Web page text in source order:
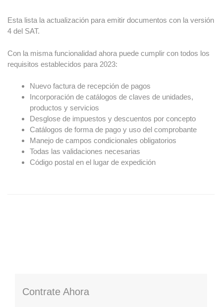
Esta lista la actualización para emitir documentos con la versión
4 del SAT.
Con la misma funcionalidad ahora puede cumplir con todos los
requisitos establecidos para 2023:
Nuevo factura de recepción de pagos
Incorporación de catálogos de claves de unidades,
productos y servicios
Desglose de impuestos y descuentos por concepto
Catálogos de forma de pago y uso del comprobante
Manejo de campos condicionales obligatorios
Todas las validaciones necesarias
Código postal en el lugar de expedición
Contrate Ahora